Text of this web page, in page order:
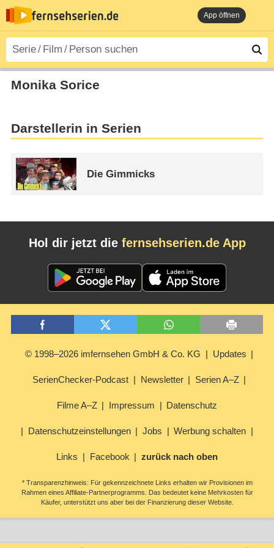
App öffnen
Monika Sorice
Darstellerin in Serien
Die Gimmicks
Hol dir jetzt die fernsehserien.de App
© 1998–2026 imfernsehen GmbH & Co. KG Updates
SerienChecker-Podcast Newsletter Serien A–Z
Filme A–Z Impressum Datenschutz
Datenschutzeinstellungen Jobs Werbung schalten
Links Facebook zurück nach oben
* Transparenzhinweis: Für gekennzeichnete Links erhalten wir Provisionen im
Rahmen eines Affiliate-Partnerprogramms. Das bedeutet keine Mehrkosten für
Käufer, unterstützt uns aber bei der Finanzierung dieser Website.